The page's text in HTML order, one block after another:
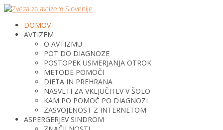
DOMOV
AVTIZEM
O AVTIZMU
POT DO DIAGNOZE
POSTOPEK USMERJANJA OTROK
METODE POMOČI
DIETA IN PREHRANA
NASVETI ZA VKLJUČITEV V ŠOLO
KAM PO POMOČ PO DIAGNOZI
ZASVOJENOST Z INTERNETOM
ASPERGERJEV SINDROM